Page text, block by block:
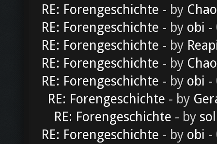
RE: Forengeschichte - by
RE: Forengeschichte - by obi -
RE: Forengeschichte - by
RE: Forengeschichte - by
RE: Forengeschichte - by obi -
RE: Forengeschichte - by
RE: Forengeschichte - by
RE: Forengeschichte - by obi -